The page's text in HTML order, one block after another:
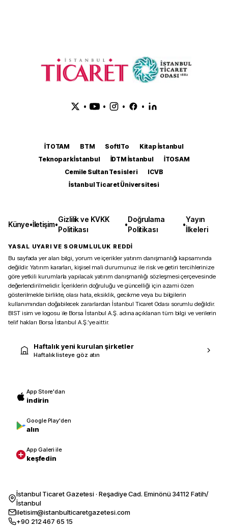
• • • •
İTOTAM BTM SoftITo
Kitap İstanbul
Teknopark İstanbul
İDTM İstanbul
İTOSAM
Cemile Sultan Tesisleri
ICVB
İstanbul Ticaret Üniversitesi
Künye•İletişim•
Gizlilik ve KVKK
Politikası
•
Doğrulama
Politikası
•
Yayın
İlkeleri
YASAL UYARI VE SORUMLULUK REDDİ
Bu sayfada yer alan bilgi, yorum ve içerikler yatırım danışmanlığı kapsamında
değildir. Yatırım kararları, kişisel mali durumunuz ile risk ve getiri tercihlerinize
göre yetkili kurumlarla yapılacak yatırım danışmanlığı sözleşmesi çerçevesinde
değerlendirilmelidir. İçeriklerin doğruluğu ve güncelliği için azami özen
gösterilmekle birlikte, olası hata, eksiklik, gecikme veya bu bilgilerin
kullanımından doğabilecek zararlardan İstanbul Ticaret Odası sorumlu değildir.
BIST isim ve logosu ile Borsa İstanbul A.Ş. adına açıklanan tüm bilgi ve verilerin
telif hakları Borsa İstanbul A.Ş.’ye aittir.
Haftalık yeni kurulan şirketler
Haftalık listeye göz atın
App Store'dan
indirin
Google Play'den
alın
App Galeri ile
keşfedin
İstanbul Ticaret Gazetesi · Reşadiye Cad. Eminönü 34112 Fatih/
İstanbul
iletisim@istanbulticaretgazetesi.com
+90 212 467 65 15